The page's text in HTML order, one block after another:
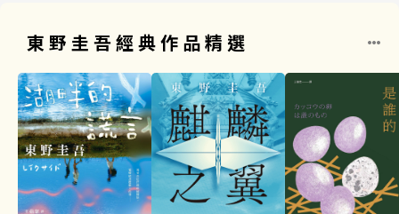
東野圭吾經典作品精選